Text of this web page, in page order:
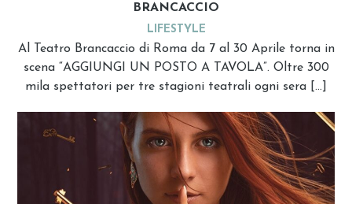
BRANCACCIO
LIFESTYLE
Al Teatro Brancaccio di Roma da 7 al 30 Aprile torna in
scena “AGGIUNGI UN POSTO A TAVOLA”. Oltre 300
mila spettatori per tre stagioni teatrali ogni sera […]